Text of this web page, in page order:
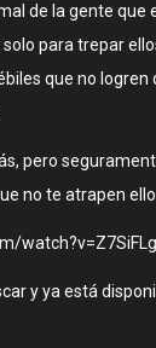
de la gente que
para trepar
que no logren
pero
no te atrapen
y ya está